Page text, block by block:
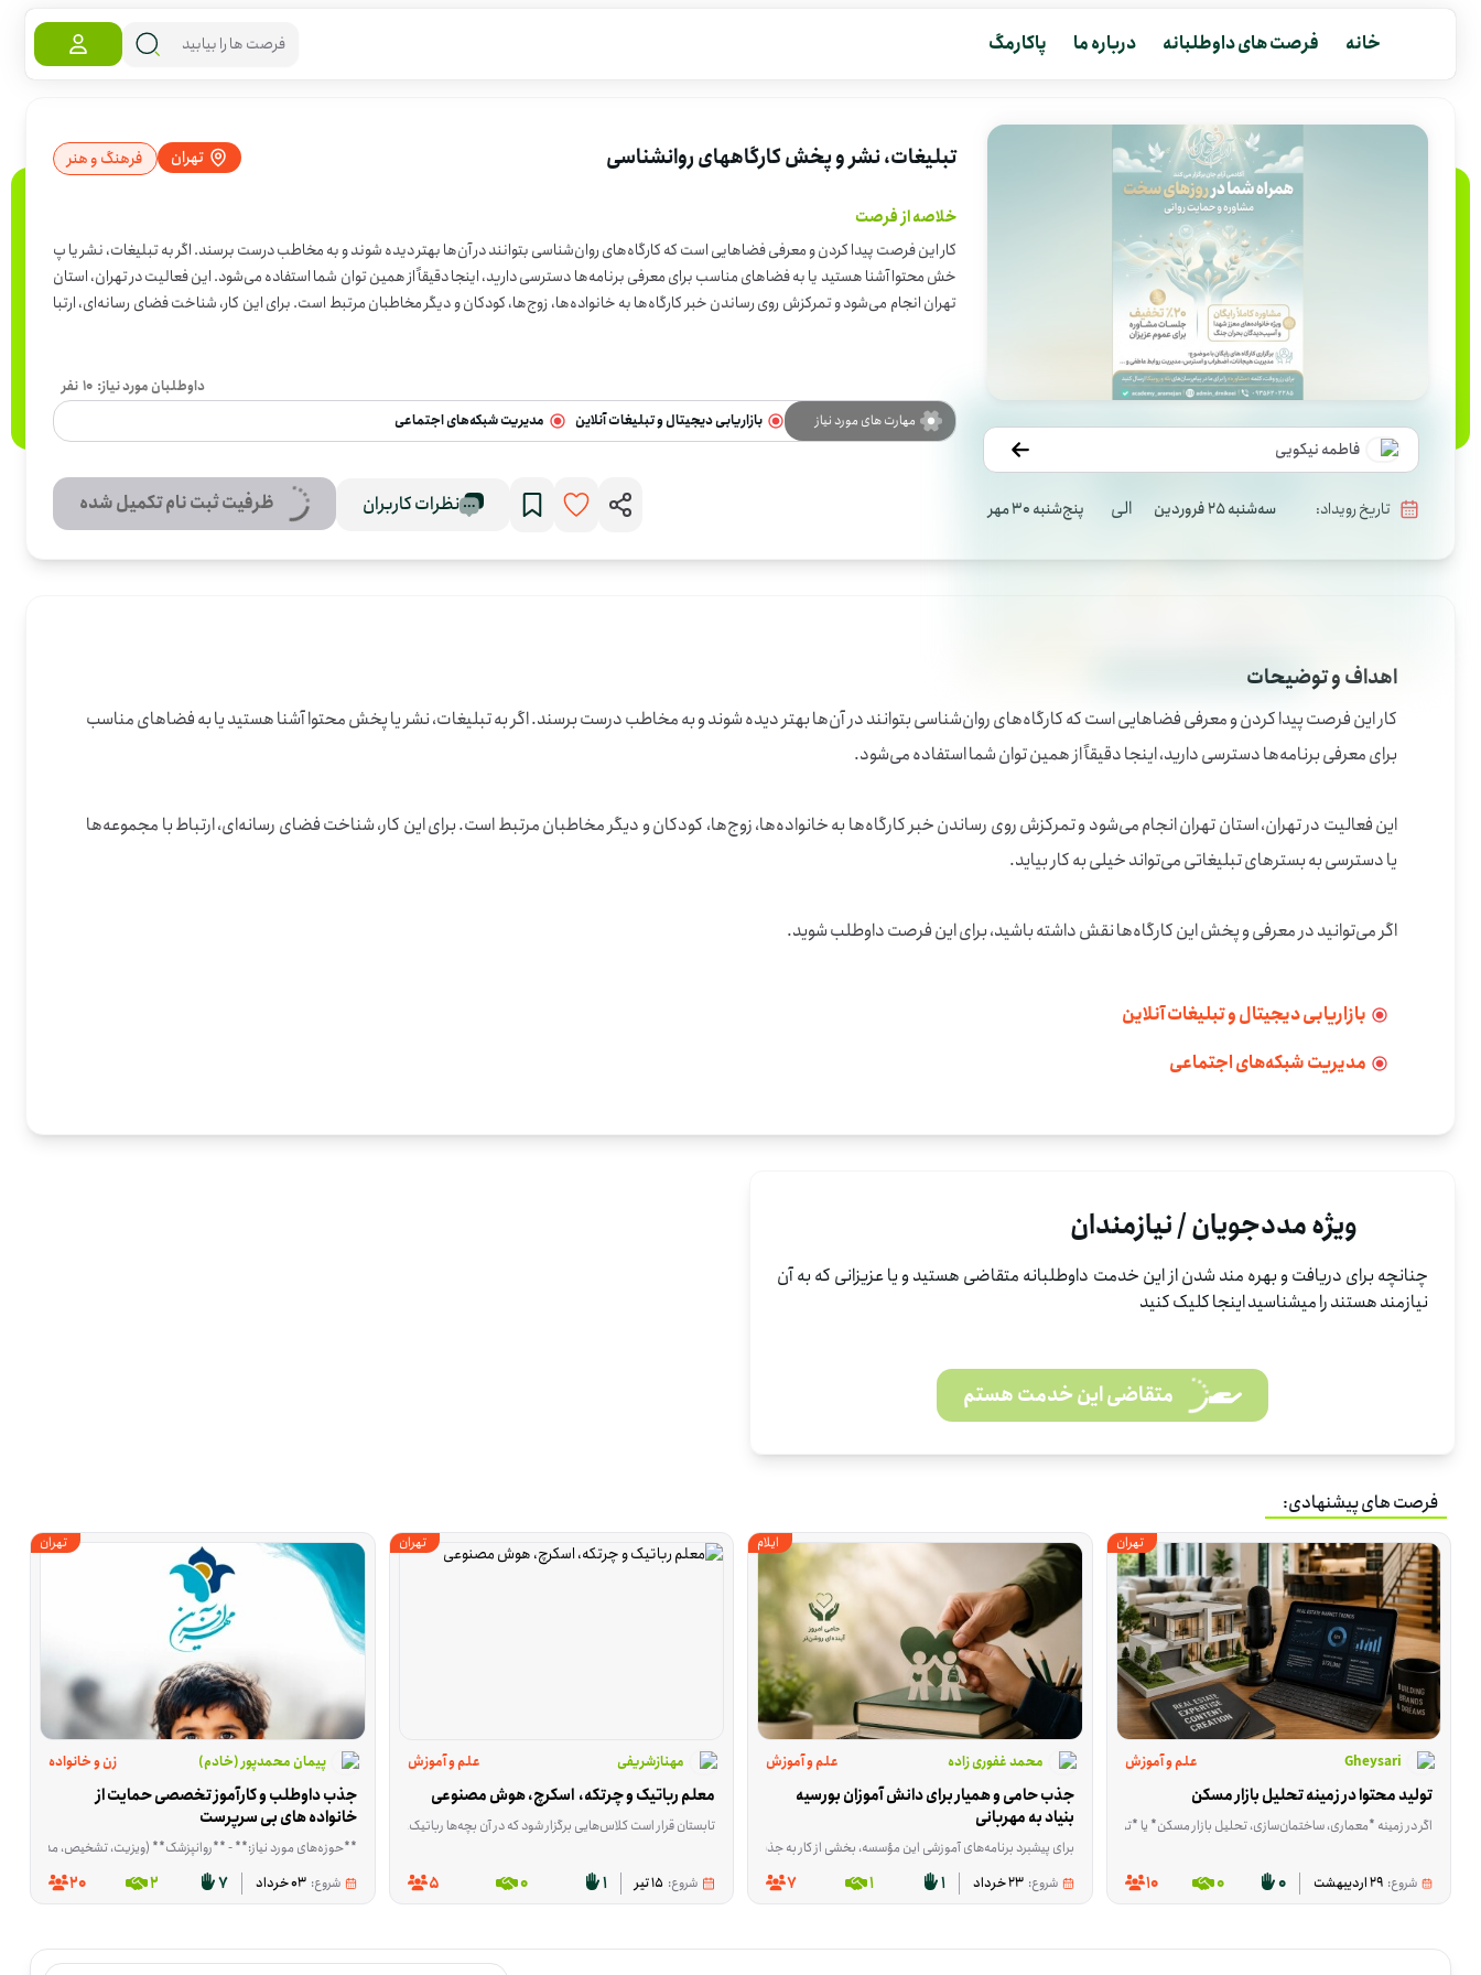
خانه فرصت های داوطلبانه درباره ما پاکارمگ
فاطمه نیکویی
تبلیغات، نشر و پخش کارگاههای روانشناسی تهران فرهنگ و هنر
خلاصه از فرصت
کار این فرصت پیدا کردن و معرفی فضاهایی است که کارگاه‌های روان‌شناسی بتوانند در آن‌ها بهتر دیده شوند و به مخاطب درست برسند. اگر به تبلیغات، نشر یا پ
خش محتوا آشنا هستید یا به فضاهای مناسب برای معرفی برنامه‌ها دسترسی دارید، اینجا دقیقاً از همین توان شما استفاده می‌شود. این فعالیت در تهران، استان
تهران انجام می‌شود و تمرکزش روی رساندن خبر کارگاه‌ها به خانواده‌ها، زوج‌ها، کودکان و دیگر مخاطبان مرتبط است. برای این کار، شناخت فضای رسانه‌ای، ارتبا
داوطلبان مورد نیاز: 10 نفر
مهارت های مورد نیاز
بازاریابی دیجیتال و تبلیغات آنلاین مدیریت شبکه‌های اجتماعی
تاریخ رویداد: سه‌شنبه 25 فروردین الی پنج‌شنبه 30 مهر نظرات کاربران ظرفیت ثبت نام تکمیل شده
اهداف و توضیحات
کار این فرصت پیدا کردن و معرفی فضاهایی است که کارگاه‌های روان‌شناسی بتوانند در آن‌ها بهتر دیده شوند و به مخاطب درست برسند. اگر به تبلیغات، نشر یا پخش محتوا آشنا هستید یا به فضاهای مناسب
این فعالیت در تهران، استان تهران انجام می‌شود و تمرکزش روی رساندن خبر کارگاه‌ها به خانواده‌ها، زوج‌ها، کودکان و دیگر مخاطبان مرتبط است. برای این کار، شناخت فضای رسانه‌ای، ارتباط با مجموعه‌ها
اگر می‌توانید در معرفی و پخش این کارگاه‌ها نقش داشته باشید، برای این فرصت داوطلب شوید.
بازاریابی دیجیتال و تبلیغات آنلاین
مدیریت شبکه‌های اجتماعی
ویژه مددجویان / نیازمندان
چنانچه برای دریافت و بهره مند شدن از این خدمت داوطلبانه متقاضی هستید و یا عزیزانی که به آن
نیازمند هستند را میشناسید اینجا کلیک کنید
متقاضی این خدمت هستم
فرصت های پیشنهادی:
تهران
Gheysari علم و آموزش
تولید محتوا در زمینه تحلیل بازار مسکن
اگر در زمینه *معماری، ساختمان‌سازی، تحلیل بازار مسکن* یا *تولید محتوای مرتبط با حوزه مسکن* علاقه‌مند و فعال هستید، یک فرصت بسیار ارزشمند برایتان فراهم شده است. با توجه به شرایط فعلی بازار، تولید محتوای *دقیق، صادقانه و کاربردی* نقش مهمی در ارتقای سواد مالی مردم،
شروع: 29 اردیبهشت 0
0
10
ایلام
محمد غفوری زاده علم و آموزش
بنیاد به مهربانی
برای پیشبرد برنامه‌های آموزشی این مؤسسه، بخشی از کار به جذب حامی، بانی و همیار آموزشی اختصاص دارد. داوطلب در این فرصت به معرفی مؤسسه، ارتباط با افراد علاقه‌مند و کمک به جذب منابع انسانی برای ادامه‌ی فعالیت‌های آموزشی کمک می‌کند. این فرصت در ایلام، استان ایلام تعریف شده و برای کسانی مناسب است که در ارتباط گرفتن با دیگران، معرفی یک مجموعه و پیگیری تعامل‌ها راحت‌تر هستند. اگر کسی به حوزه علم و آموزش علاقه دارد، می‌تواند در این مسیر نقش مشخص و مفیدی داشته باشد. اگر مایلید در جذب همیار آموزشی و
شروع: 23 خرداد 1
1
7
تهران
مهنازشریفی علم و آموزش
معلم رباتیک و چرتکه،  اسکرچ، هوش مصنوعی
تابستان قرار است کلاس‌هایی برگزار شود که در آن بچه‌ها رباتیک، چرتکه، اسکرچ و هوش مصنوعی را به‌صورت جدی یاد بگیرند. در این فرصت، داوطلبی نیاز است که آموزش را فقط به اجرای بسته‌های آماده محدود نکند و بتواند با خلاقیت و مهارت، مفاهیم را برای بچه‌ها قابل فهم و کاربردی کند. این فعالیت در تهران، استان تهران برگزار
شروع: 15 تیر 1
0
5
تهران
پیمان محمدپور (خادم) زن و خانواده
خانواده های بی سرپرست
**حوزه‌های مورد نیاز:** - **روانپزشک** (ویزیت، تشخیص، مدیریت دارویی) - **روان‌شناس / مشاور** (غربالگری، مشاوره فردی و خانواده؛ با تمرکز ویژه بر **کودکان ADHD/بیش‌فعالی** و اختلالات رفتاری) - **مددکار اجتماعی** (بازدید میدانی، ارزیابی شرایط زندگی، توانمندسازی خانواده‌ها) - **حقوق / وکالت** (مشاوره حقوقی، پرونده‌های شعب سرپرستی) - **آموزش و کاردرمانی** (تدریس، توان‌بخشی و حمایت از کودکان با نیازهای ویژه مشاور تحصیلی )
شروع: 03 خرداد 7
2
20